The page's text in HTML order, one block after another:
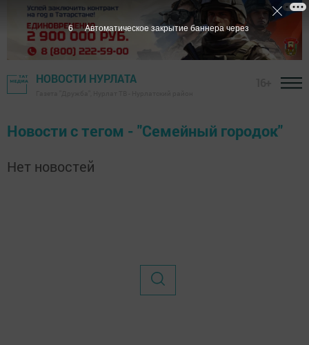
НОВОСТИ НУРЛАТА
Новости с тегом - "Семейный городок"
Нет новостей
6 Автоматическое закрытие баннера через